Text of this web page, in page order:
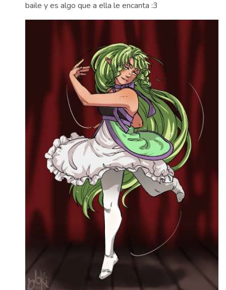
baile y es algo que a ella le encanta :3